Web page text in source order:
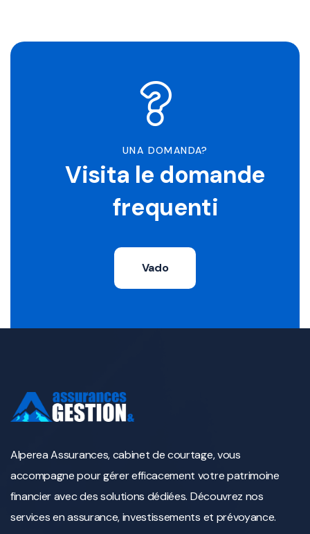
UNA DOMANDA?
Visita le domande
frequenti
Vado
Alperea Assurances, cabinet de courtage, vous
accompagne pour gérer efficacement votre patrimoine
financier avec des solutions dédiées. Découvrez nos
services en assurance, investissements et prévoyance.